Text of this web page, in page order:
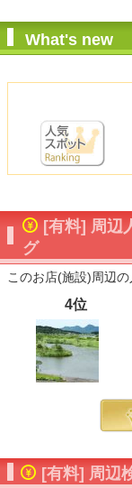
What's new
[有料] 周辺
グ
このお店(施設)周辺の
4位
[有料] 周辺